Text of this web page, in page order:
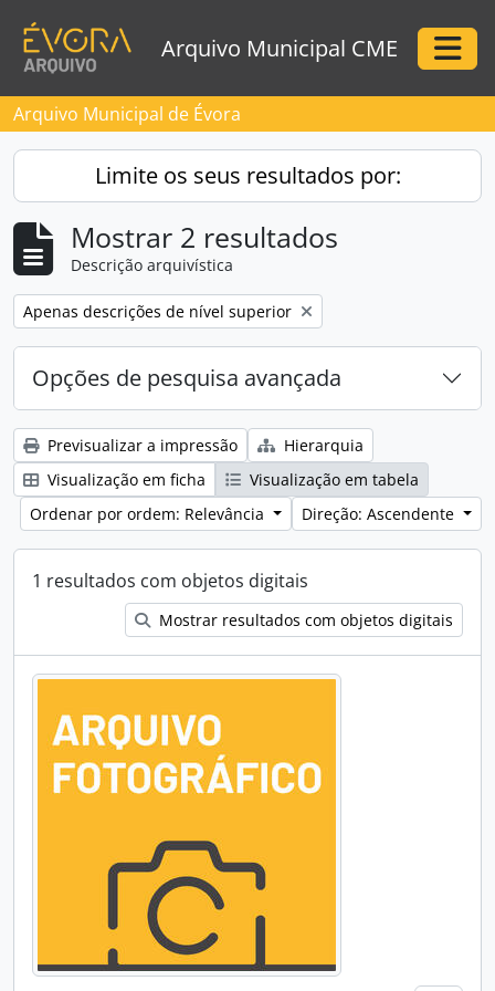
Arquivo Municipal CME
Arquivo Municipal de Évora
Limite os seus resultados por:
Mostrar 2 resultados
Descrição arquivística
Remove filter:
Apenas descrições de nível superior
Opções de pesquisa avançada
Previsualizar a impressão
Hierarquia
Visualização em ficha
Visualização em tabela
Ordenar por ordem: Relevância
Direção: Ascendente
1 resultados com objetos digitais
Mostrar resultados com objetos digitais